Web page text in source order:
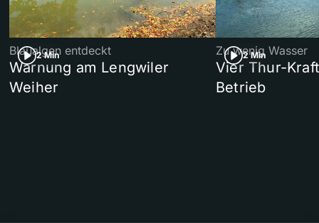
2 Min
Blaualgen entdeckt
Warnung am Lengwiler
Weiher
2 Min
Zu wenig Wasser
Vier Thur-
Betrieb